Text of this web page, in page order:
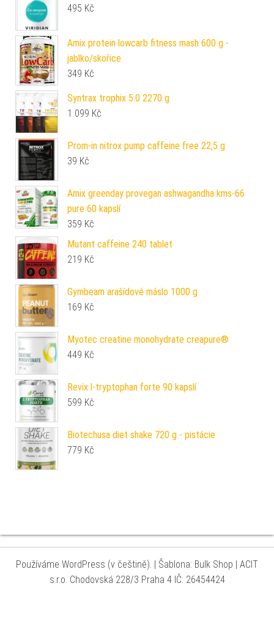
495 Kč
Amix protein lowcarb fitness mash 600 g -
jablko/skořice
349 Kč
Syntrax trophix 5.0 2270 g
1 099 Kč
Prom-in nitrox pump caffeine free 22,5 g
39 Kč
Amix greenday provegan ashwagandha kms-66
pure 60 kapslí
359 Kč
Mutant caffeine 240 tablet
219 Kč
Gymbeam arašídové máslo 1000 g
169 Kč
Myotec creatine monohydrate creapure®
449 Kč
Revix l-tryptophan forte 90 kapslí
599 Kč
Biotechusa diet shake 720 g - pistácie
779 Kč
Používáme WordPress (v češtině). | Šablona: Bulk Shop | ACIT
s.r.o. Chodovská 228/3 Praha 4 IČ: 26454424